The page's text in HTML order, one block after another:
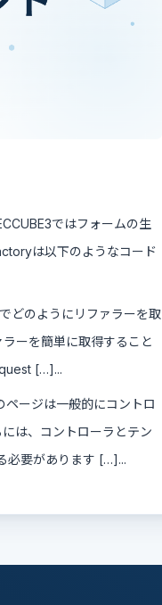
ではフォームの生
は以下のようなコード
どのようにリファラーを取
ーを簡単に取得すること
[…]...
ページは一般的にコントロ
は、コントローラとテン
必要があります […]...